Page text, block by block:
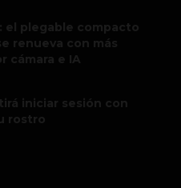
el plegable compacto
renueva con más
cámara e IA
iniciar sesión con
rostro